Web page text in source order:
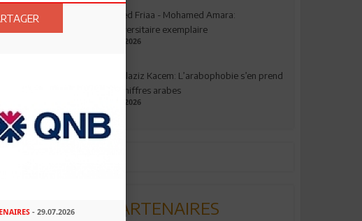
Ahmed Friaa - Mohamed Amara:
l’Universitaire exemplaire
04.08.2026
Abdelaziz Kacem: L’arabophobie s’en prend
aux chiffres arabes
09.07.2026
PARTENAIRES
- 29.07.2026